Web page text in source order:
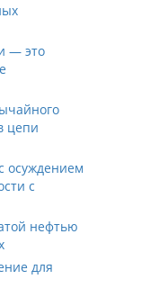
— это
цепи
осуждением
с
нефтью
для